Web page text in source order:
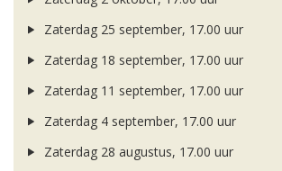
Zaterdag 25 september, 17.00 uur
Zaterdag 18 september, 17.00 uur
Zaterdag 11 september, 17.00 uur
Zaterdag 4 september, 17.00 uur
Zaterdag 28 augustus, 17.00 uur